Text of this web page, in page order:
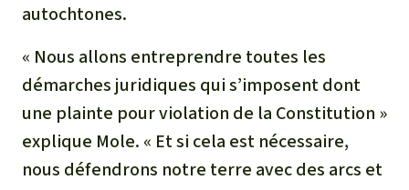
autochtones.
« Nous allons entreprendre toutes les
démarches juridiques qui s’imposent dont
une plainte pour violation de la Constitution »
explique Mole. « Et si cela est nécessaire,
nous défendrons notre terre avec des arcs et